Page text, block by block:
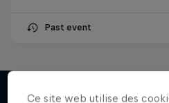
Past event
Ce site web utilise des